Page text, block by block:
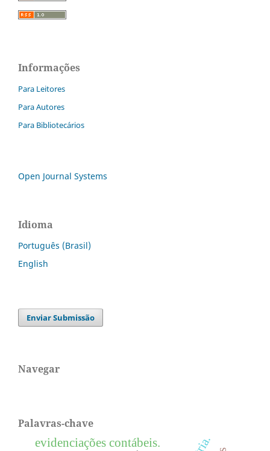
Informações
Para Leitores
Para Autores
Para Bibliotecários
Open Journal Systems
Idioma
Português (Brasil)
English
Enviar Submissão
Navegar
Palavras-chave
evidenciações contábeis.